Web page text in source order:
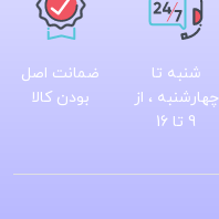
شنبه تا
چهارشنبه ، از
9 تا 16
ضمانت اصل
بودن کالا